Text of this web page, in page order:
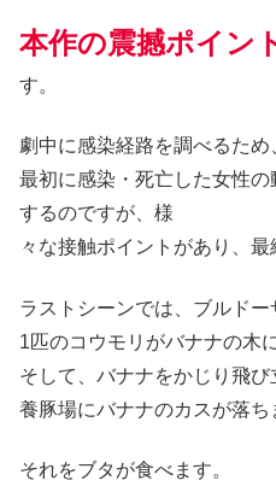
本作の震撼ポイン
す。
劇中に感染経路を調べるため
最初に感染・死亡した女性
するのですが、様
々な接触ポイントがあり、最
ラストシーンでは、ブルドー
1匹のコウモリがバナナの木
そして、バナナをかじり飛び
養豚場にバナナのカスが落ち
それをブタが食べます。